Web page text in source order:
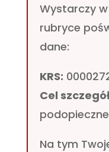
Wystarczy
rubryce
dane:
KRS:
Cel
Na tym